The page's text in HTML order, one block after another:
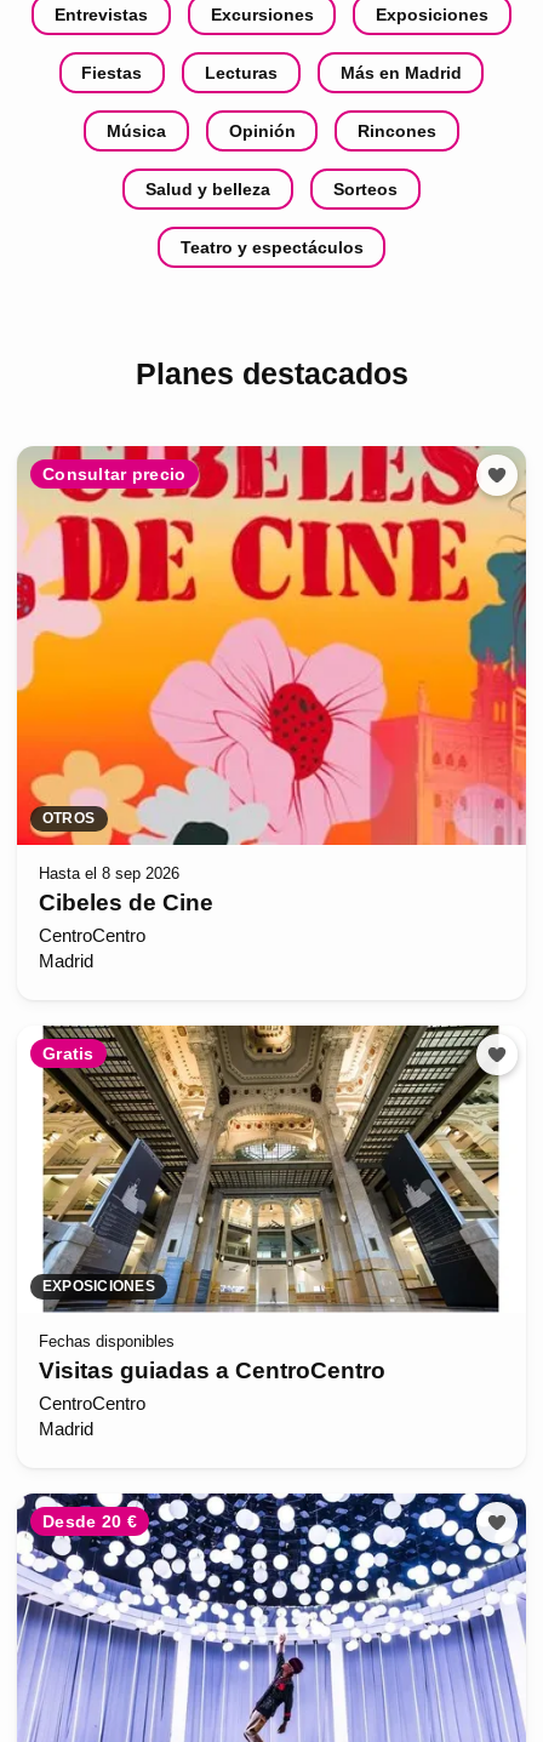
Entrevistas Excursiones Exposiciones
Fiestas Lecturas Más en Madrid
Música Opinión Rincones
Salud y belleza Sorteos
Teatro y espectáculos
Planes destacados
Consultar precio
OTROS
Hasta el 8 sep 2026
Cibeles de Cine
CentroCentro
Madrid
Gratis
EXPOSICIONES
Fechas disponibles
Visitas guiadas a CentroCentro
CentroCentro
Madrid
Desde 20 €